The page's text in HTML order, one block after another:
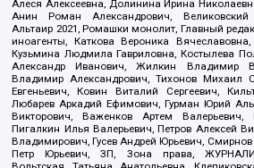
Алеся Алексеевна, Долинина Ирина
Анин Роман Александрович, Великовский
Альтаир 2021, Ромашки монолит, Главный
иноагенты, Каткова Вероника
Кузьмина Людмила Гавриловна, Костылева
Александр Иванович, Жилкин Владимир
Владимир Александрович, Тихонов Михаил
Евгеньевич, Ковин Виталий Сергеевич,
Любарев Аркадий Ефимович, Гурман Юрий
Викторович, Важенков Артем
Пигалкин Илья Валерьевич, Петров Алексей
Владимирович, Гусев Андрей Юрьевич, Смирнов
Петр Юрьевич, ЗП, Зона права,